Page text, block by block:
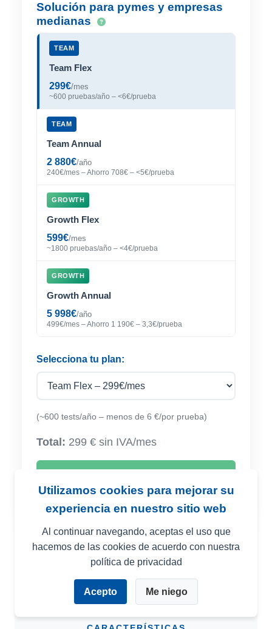
Utilizamos cookies para mejorar su
experiencia en nuestro sitio web
Al continuar navegando, aceptas el uso que
hacemos de las cookies de acuerdo con nuestra
política de privacidad
Acepto Me niego
Solución para pymes y empresas
medianas
TEAM
Team Flex
299€/mes
~600 pruebas/año – <6€/prueba
TEAM
Team Annual
2 880€/año
240€/mes – Ahorro 708€ – <5€/prueba
GROWTH
Growth Flex
599€/mes
~1800 pruebas/año – <4€/prueba
GROWTH
Growth Annual
5 998€/año
499€/mes – Ahorro 1 190€ – 3,3€/prueba
Selecciona tu plan:
(~600 tests/año – menos de 6 €/por prueba)
Total: 299 € sin IVA/mes